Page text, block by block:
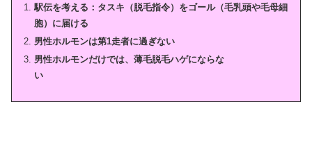
駅伝を考える：タスキ（脱毛指令）をゴール（毛乳頭や毛母細
胞）に届ける
男性ホルモンは第1走者に過ぎない
男性ホルモンだけでは、薄毛脱毛ハゲにならな
い